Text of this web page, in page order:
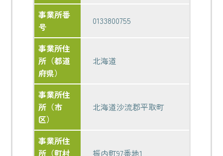
事業所番
号
0133800755
事業所住
所（都道
府県）
北海道
事業所住
所（市
区）
北海道沙流郡平取町
事業所住
所（町村
振内町97番地1